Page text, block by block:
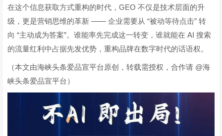
在这个信息获取方式重构的时代，GEO不仅是技术层面的升
级，更是营销思维的革新——企业需要从“被动等待点击”转
向“主动成为答案”。谁能率先完成这一转变，谁就能在AI搜索
的流量红利中占据先发优势，重构品牌在数字时代的话语权。
（本文由海峡头条爱品宣平台原创，转载需授权，合作请 @海
峡头条爱品宣平台）